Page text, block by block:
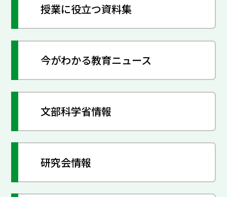
授業に役立つ資料集
今がわかる教育ニュース
文部科学省情報
研究会情報